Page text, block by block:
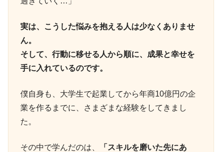
実は、こうした悩みを抱える人は少なくありませ
ん。
そして、行動に移せる人から順に、成果と幸せを
手に入れているのです。
僕自身も、大学生で起業してから年商10億円の企
業を作るまでに、さまざまな経験をしてきまし
た。
その中で学んだのは、
「スキルを磨いた先にあ